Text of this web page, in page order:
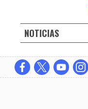
NOTICIAS